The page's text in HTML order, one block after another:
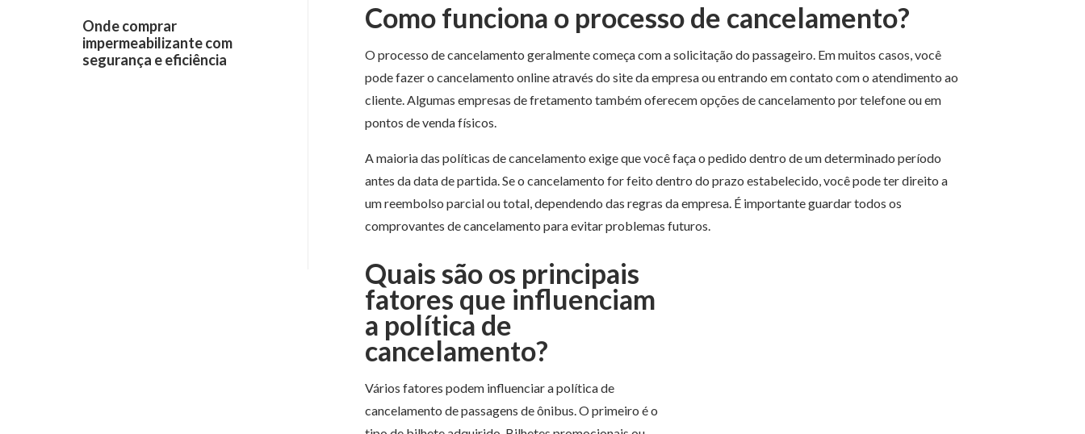
Como funciona o processo de cancelamento?
O processo de cancelamento geralmente começa com a solicitação do passageiro. Em muitos casos, você
pode fazer o cancelamento online através do site da empresa ou entrando em contato com o atendimento ao
cliente. Algumas empresas de fretamento também oferecem opções de cancelamento por telefone ou em
pontos de venda físicos.
A maioria das políticas de cancelamento exige que você faça o pedido dentro de um determinado período
antes da data de partida. Se o cancelamento for feito dentro do prazo estabelecido, você pode ter direito a
um reembolso parcial ou total, dependendo das regras da empresa. É importante guardar todos os
comprovantes de cancelamento para evitar problemas futuros.
Quais são os principais
fatores que influenciam
a política de
cancelamento?
Vários fatores podem influenciar a política de
cancelamento de passagens de ônibus. O primeiro é o
Onde comprar
impermeabilizante com
segurança e eficiência